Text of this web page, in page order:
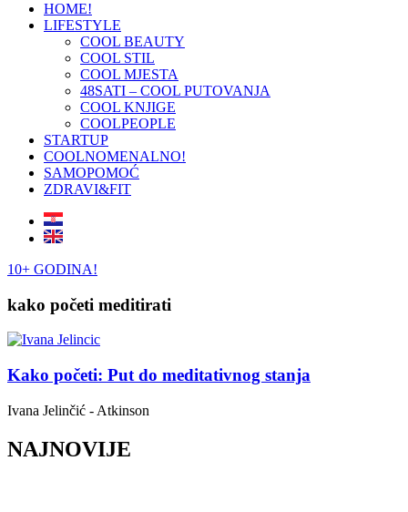
HOME!
LIFESTYLE
COOL BEAUTY
COOL STIL
COOL MJESTA
48SATI – COOL PUTOVANJA
COOL KNJIGE
COOLPEOPLE
STARTUP
COOLNOMENALNO!
SAMOPOMOĆ
ZDRAVI&FIT
10+ GODINA!
kako početi meditirati
Kako početi: Put do meditativnog stanja
Ivana Jelinčić - Atkinson
NAJNOVIJE